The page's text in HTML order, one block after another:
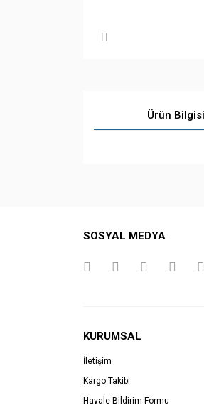
SOSYAL MEDYA
KURUMSAL
İletişim
Kargo Takibi
Havale Bildirim Formu